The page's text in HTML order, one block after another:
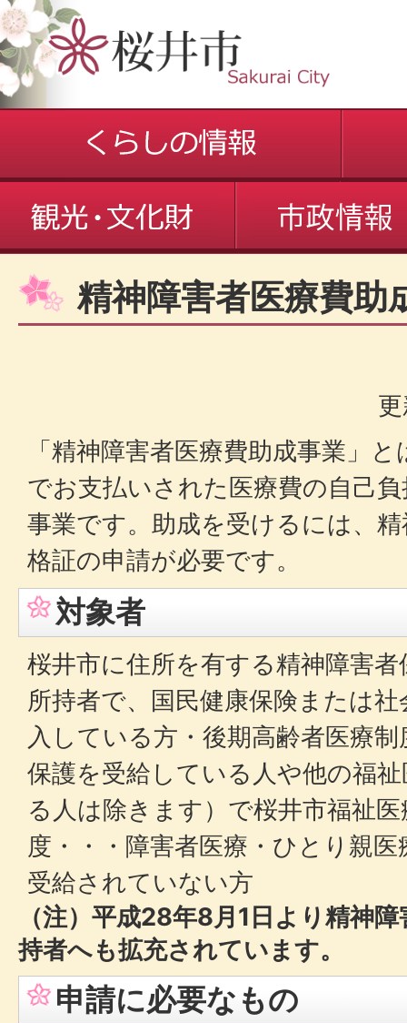
精神障害者医療費助
「精神障害者医療費助成事業」
でお支払いされた医療費の自己
事業です。助成を受けるには、
格証の申請が必要です。
対象者
桜井市に住所を有する精神障害
所持者で、国民健康保険または
入している方・後期高齢者医療
保護を受給している人や他の福
る人は除きます）で桜井市福祉
度・・・障害者医療・ひとり親
受給されていない方
（注）平成28年8月1日より精神
持者へも拡充されています。
申請に必要なもの